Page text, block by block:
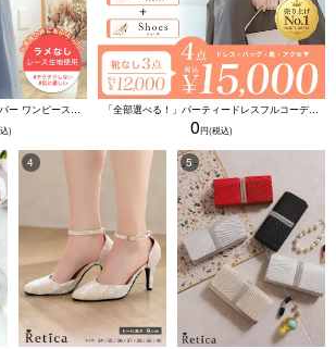
ラメなし ロングドレス 体型カバー ワンピース 敏感肌対応 結婚式 二次会 お呼ばれ 大人 上品 (Sサイズ～5Lサイズ) 「全部選べる！」パーティードレスフルコーデセット (ドレス1点＋バッグ1点＋アクセ1点+靴1足/4点15000円(税込)/靴なしで12000円(税込))
0